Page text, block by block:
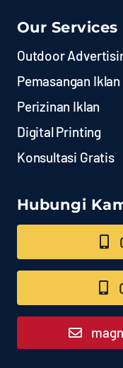
Our Services
Outdoor
Pemasangan Iklan
Perizinan Iklan
Digital Printing
Konsultasi Gratis
Hubungi